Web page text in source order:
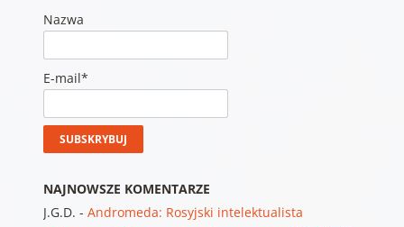
Nazwa
E-mail*
NAJNOWSZE KOMENTARZE
J.G.D. - Andromeda: Rosyjski intelektualista